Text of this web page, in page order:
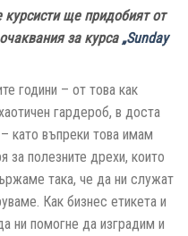
ще придобият от
за курса„Sunday
години – от това как
гардероб, в доста
като въпреки това имам
за полезните дрехи, които
така, че да ни служат
Как бизнес етикета и
ни помогне да изградим и